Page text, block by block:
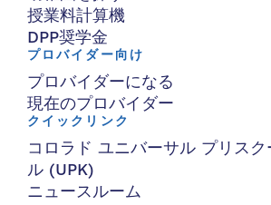
授業料計算機
DPP奨学金
プロバイダー向け
プロバイダーになる
現在のプロバイダー
クイックリンク
コロラド ユニバーサル プリスク
ル (UPK)
ニュースルーム